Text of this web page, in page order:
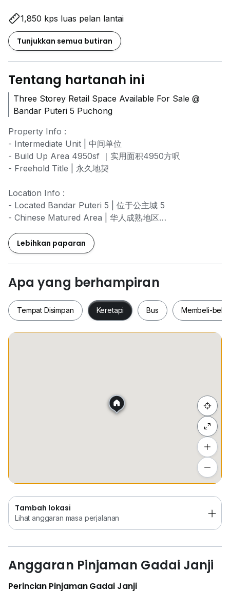
1,850 kps luas pelan lantai
Tunjukkan semua butiran
Tentang hartanah ini
Three Storey Retail Space Available For Sale @
Bandar Puteri 5 Puchong
Property Info :
- Intermediate Unit | 中间单位
- Build Up Area 4950sf ｜实用面积4950方呎
- Freehold Title | 永久地契
Location Info :
- Located Bandar Puteri 5 | 位于公主城 5
- Chinese Matured Area | 华人成熟地区
Asking Price RM3.3mil Only
价格只需要马币330万而已
Photo for illustration purposes only ~
照片仅供参考而已 ~
Contact me for viewing :
Terry Thean
Lebihkan paparan
Apa yang berhampiran
Tempat Disimpan Keretapi Bus Membeli-
Tambah lokasi
Lihat anggaran masa perjalanan
Anggaran Pinjaman Gadai Janji
Perincian Pinjaman Gadai Janji